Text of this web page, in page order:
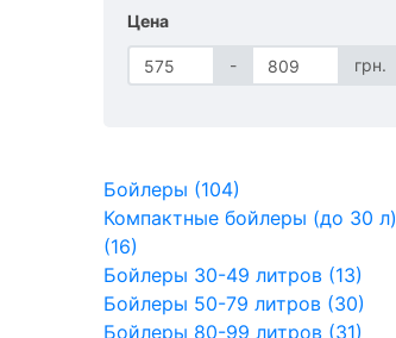
Цена
- грн.
Бойлеры (104)
Компактные бойлеры (до 30 л)
(16)
Бойлеры 30-49 литров (13)
Бойлеры 50-79 литров (30)
Бойлеры 80-99 литров (31)